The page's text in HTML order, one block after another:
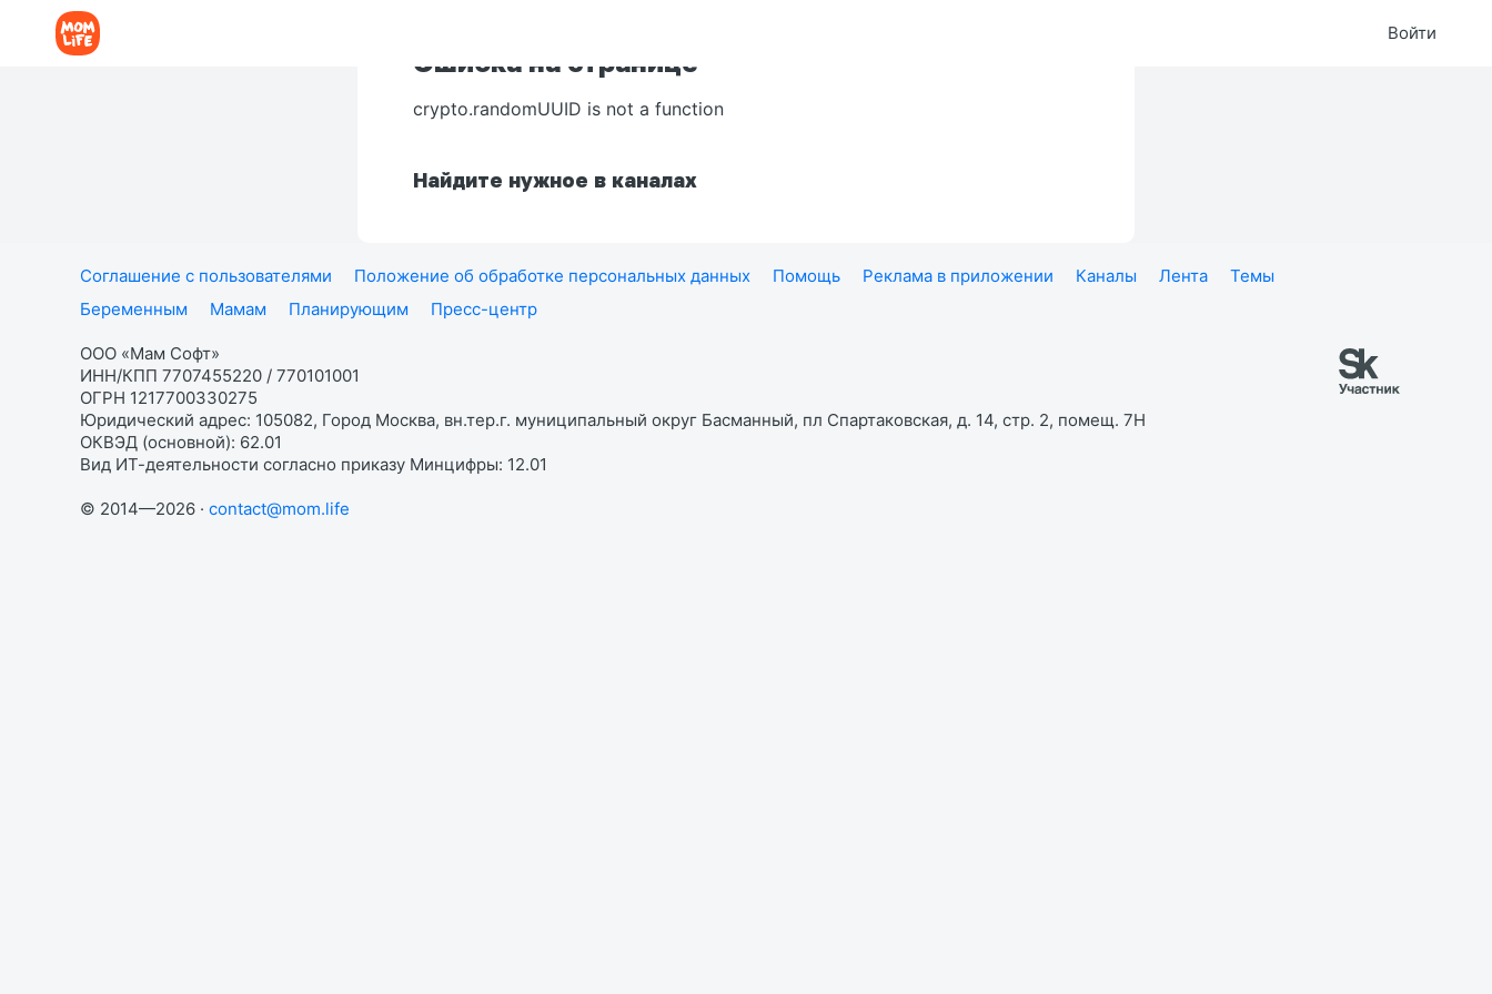
Войти
Ошибка на странице
crypto.randomUUID is not a function
Найдите нужное в каналах
Соглашение с пользователями Положение об обработке персональных данных Помощь Реклама в приложении Каналы Лента
Темы
Беременным
Мамам Планирующим Пресс-центр
ООО «Мам Софт»
ИНН/КПП 7707455220 / 770101001
ОГРН 1217700330275
Юридический адрес: 105082, Город Москва, вн.тер.г. муниципальный округ Басманный, пл Спартаковская, д. 14, стр. 2, помещ. 7Н
ОКВЭД (основной): 62.01
Вид ИТ-деятельности согласно приказу Минцифры: 12.01
© 2014—2026 · contact@mom.life